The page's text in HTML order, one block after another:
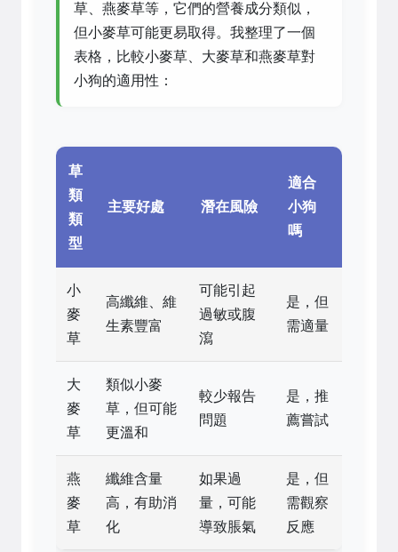
草、燕麥草等，它們的營養成分類似，
但小麥草可能更易取得。我整理了一個
表格，比較小麥草、大麥草和燕麥草對
小狗的適用性：
草
類
類
型
主要好處 潛在風險
適合
小狗
嗎
小
麥
草
高纖維、維
生素豐富
可能引起
過敏或腹
瀉
是，但
需適量
大
麥
草
類似小麥
草，但可能
更溫和
較少報告
問題
是，推
薦嘗試
燕
麥
草
纖維含量
高，有助消
化
如果過
量，可能
導致脹氣
是，但
需觀察
反應